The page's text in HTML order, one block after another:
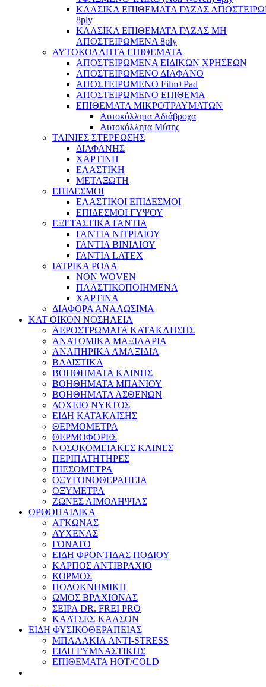
ΚΛΑΣΙΚΑ ΕΠΙΘΕΜΑΤΑ ΓΑΖΑΣ
8ply
ΚΛΑΣΙΚΑ ΕΠΙΘΕΜΑΤΑ ΓΑΖΑΣ ΜΗ
ΑΠΟΣΤΕΙΡΩΜΕΝΑ 8ply
ΑΥΤΟΚΟΛΛΗΤΑ ΕΠΙΘΕΜΑΤΑ
ΑΠΟΣΤΕΙΡΩΜΕΝΑ ΕΙΔΙΚΩΝ ΧΡΗΣΕΩΝ
ΑΠΟΣΤΕΙΡΩΜΕΝΟ ΔΙΑΦΑΝΟ
ΑΠΟΣΤΕΙΡΩΜΕΝΟ Film+Pad
ΑΠΟΣΤΕΙΡΩΜΕΝΟ ΕΠΙΘΕΜΑ
ΕΠΙΘΕΜΑΤΑ ΜΙΚΡΟΤΡΑΥΜΑΤΩΝ
Αυτοκόλλητα Αδιάβροχα
Αυτοκόλλητα Μύτης
ΤΑΙΝΙΕΣ ΣΤΕΡΕΩΣΗΣ
ΔΙΑΦΑΝΗΣ
ΧΑΡΤΙΝΗ
ΕΛΑΣΤΙΚΗ
ΜΕΤΑΞΩΤΗ
ΕΠΙΔΕΣΜΟΙ
ΕΛΑΣΤΙΚΟΙ ΕΠΙΔΕΣΜΟΙ
ΕΠΙΔΕΣΜΟΙ ΓΥΨΟΥ
ΕΞΕΤΑΣΤΙΚΑ ΓΑΝΤΙΑ
ΓΑΝΤΙΑ ΝΙΤΡΙΛΙΟΥ
ΓΑΝΤΙΑ ΒΙΝΙΛΙΟΥ
ΓΑΝΤΙΑ LATEX
ΙΑΤΡΙΚΑ ΡΟΛΑ
NON WOVEN
ΠΛΑΣΤΙΚΟΠΟΙΗΜΕΝΑ
ΧΑΡΤΙΝΑ
ΔΙΑΦΟΡΑ ΑΝΑΛΩΣΙΜΑ
ΚΑΤ ΟΙΚΟΝ ΝΟΣΗΛΕΙΑ
ΑΕΡΟΣΤΡΩΜΑΤΑ ΚΑΤΑΚΛΗΣΗΣ
ΑΝΑΤΟΜΙΚΑ ΜΑΞΙΛΑΡΙΑ
ΑΝΑΠΗΡΙΚΑ ΑΜΑΞΙΔΙΑ
ΒΑΔΙΣΤΙΚΑ
ΒΟΗΘΗΜΑΤΑ ΚΛΙΝΗΣ
ΒΟΗΘΗΜΑΤΑ ΜΠΑΝΙΟΥ
ΒΟΗΘΗΜΑΤΑ ΑΣΘΕΝΩΝ
ΔΟΧΕΙΟ ΝΥΚΤΟΣ
ΕΙΔΗ ΚΑΤΑΚΛΙΣΗΣ
ΘΕΡΜΟΜΕΤΡΑ
ΘΕΡΜΟΦΟΡΕΣ
ΝΟΣΟΚΟΜΕΙΑΚΕΣ ΚΛΙΝΕΣ
ΠΕΡΙΠΑΤΗΤΗΡΕΣ
ΠΙΕΣΟΜΕΤΡΑ
ΟΞΥΓΟΝΟΘΕΡΑΠΕΙΑ
ΟΞΥΜΕΤΡΑ
ΖΩΝΕΣ ΑΙΜΟΛΗΨΙΑΣ
ΟΡΘΟΠΑΙΔΙΚΑ
ΑΓΚΩΝΑΣ
ΑΥΧΕΝΑΣ
ΓΟΝΑΤΟ
ΕΙΔΗ ΦΡΟΝΤΙΔΑΣ ΠΟΔΙΟΥ
ΚΑΡΠΟΣ ΑΝΤΙΒΡΑΧΙΟ
ΚΟΡΜΟΣ
ΠΟΔΟΚΝΗΜΙΚΗ
ΩΜΟΣ ΒΡΑΧΙΟΝΑΣ
ΣΕΙΡΑ DR. FREI PRO
ΚΑΛΤΣΕΣ-ΚΑΛΣΟΝ
ΕΙΔΗ ΦΥΣΙΚΟΘΕΡΑΠΕΙΑΣ
ΜΠΑΛΑΚΙΑ ANTI-STRESS
ΕΙΔΗ ΓΥΜΝΑΣΤΙΚΗΣ
ΕΠΙΘΕΜΑΤΑ HOT/COLD